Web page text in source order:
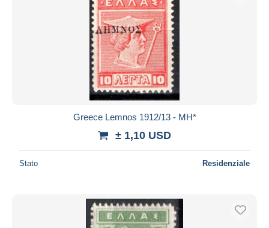
Greece Lemnos 1912/13 - MH*
± 1,10 USD
Stato Residenziale